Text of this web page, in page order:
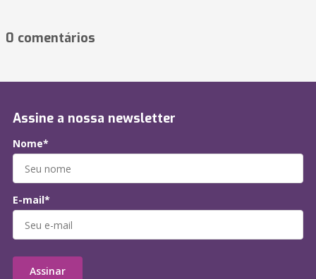
0 comentários
Assine a nossa newsletter
Nome*
E-mail*
Assinar